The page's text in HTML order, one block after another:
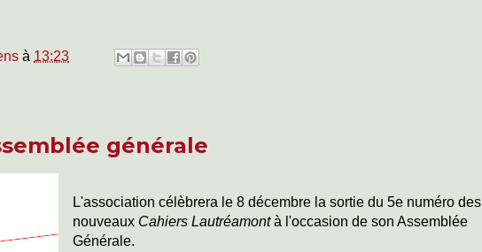
à 13:23
générale
L'association célèbrera le 8 décembre la sortie du 5e numéro des
nouveaux Cahiers Lautréamontà l'occasion de son Assemblée
Générale.